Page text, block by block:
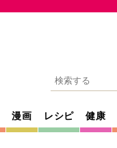
漫画 レシピ 健康